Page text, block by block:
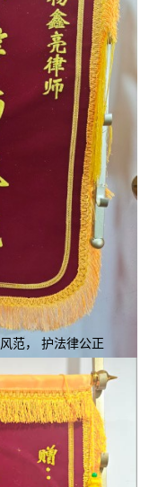
范， 护法律公正